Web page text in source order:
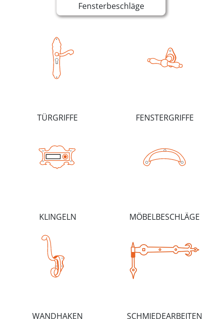
Fensterbeschläge
TÜRGRIFFE FENSTERGRIFFE
KLINGELN MÖBELBESCHLÄGE
WANDHAKEN SCHMIEDEARBEITEN